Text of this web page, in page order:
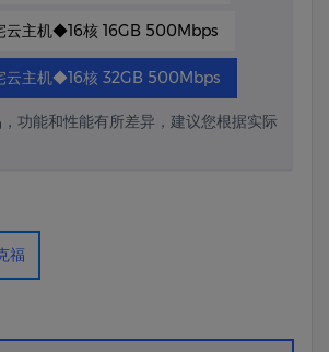
云主机◆16核 16GB 500Mbps
云主机◆16核 32GB 500Mbps
功能和性能有所差异，建议您根据实际
福